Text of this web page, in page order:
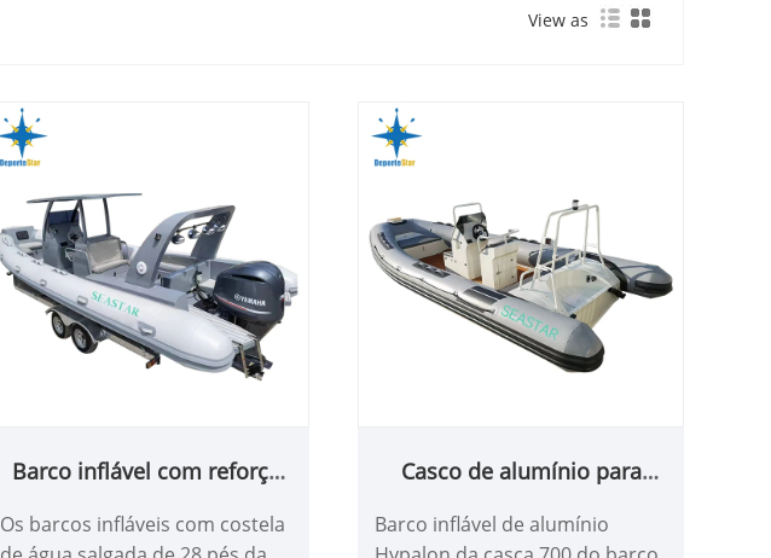
View as
Barco inflável com reforço
Os barcos infláveis ​​com costela
Casco de alumínio para
Barco inflável de alumínio